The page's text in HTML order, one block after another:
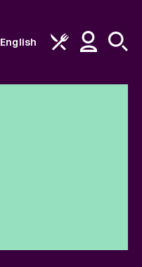
English